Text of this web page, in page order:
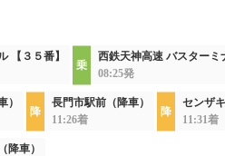
【３５番】
西鉄天神高速 バスターミ
08:25発
）
長門市駅前（降車）
11:26着
センザ
11:31着
降車）